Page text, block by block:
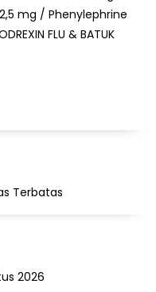
mg / Phenylephrine
FLU & BATUK
Terbatas
2026